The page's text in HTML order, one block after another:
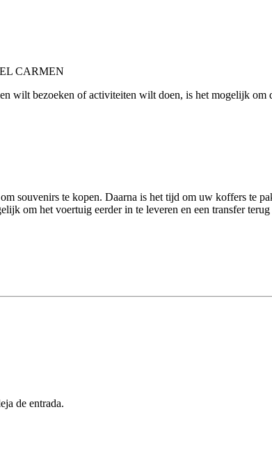
wilt bezoeken of activiteiten wilt doen, is het mogelijk om
souvenirs te kopen. Daarna is het tijd om uw koffers te
om het voertuig eerder in te leveren en een transfer
de entrada.